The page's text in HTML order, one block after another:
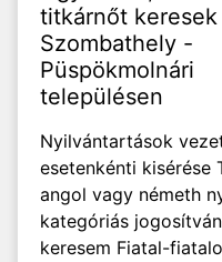
titkárnőt keresek
Szombathely -
Püspökmolnári
településen
Nyilvántartások
esetenkénti kisérése
angol vagy németh
kategóriás
keresem Fiatal-